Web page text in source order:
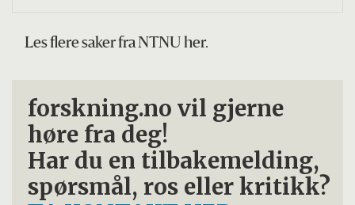
Les flere saker fra NTNU her.
forskning.no vil gjerne
høre fra deg!
Har du en tilbakemelding,
spørsmål, ros eller kritikk?